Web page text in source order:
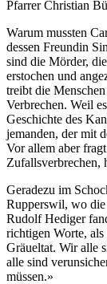
Pfarrer Christian
Warum mussten
dessen Freundin
sind die Mörder,
erstochen und
treibt die
Verbrechen. Weil
Geschichte des
jemanden, der mit
Vor allem aber
Zufallsverbrechen,
Geradezu im
Rupperswil, wo die
Rudolf Hediger
richtigen Worte, als
Gräueltat. Wir alle
alle sind
müssen.»